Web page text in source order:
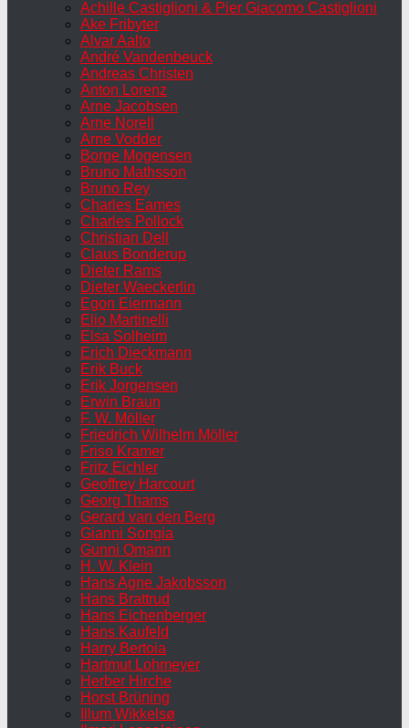
Achille Castiglioni & Pier Giacomo Castiglioni
Ake Fribyter
Alvar Aalto
André Vandenbeuck
Andreas Christen
Anton Lorenz
Arne Jacobsen
Arne Norell
Arne Vodder
Borge Mogensen
Bruno Mathsson
Bruno Rey
Charles Eames
Charles Pollock
Christian Dell
Claus Bonderup
Dieter Rams
Dieter Waeckerlin
Egon Eiermann
Elio Martinelli
Elsa Solheim
Erich Dieckmann
Erik Buck
Erik Jorgensen
Erwin Braun
F. W. Möller
Friedrich Wilhelm Möller
Friso Kramer
Fritz Eichler
Geoffrey Harcourt
Georg Thams
Gerard van den Berg
Gianni Songia
Gunni Omann
H. W. Klein
Hans Agne Jakobsson
Hans Brattrud
Hans Eichenberger
Hans Kaufeld
Harry Bertoia
Hartmut Lohmeyer
Herber Hirche
Horst Brüning
Illum Wikkelsø